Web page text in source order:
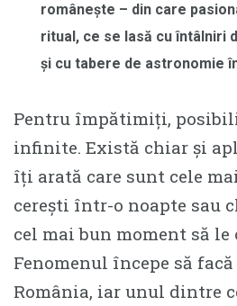
românește – din care
ritual, ce se lasă cu întâlniri
și cu tabere de astronomie
Pentru împătimiți,
infinite. Există chiar și
îți arată care sunt cele
cerești într-o noapte sau
cel mai bun moment să le
Fenomenul începe să
România, iar unul dintre